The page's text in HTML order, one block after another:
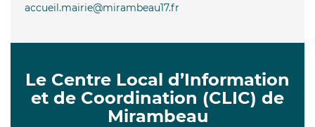
accueil.mairie@mirambeau17.fr
Le Centre Local d’Information
et de Coordination (CLIC) de
Mirambeau